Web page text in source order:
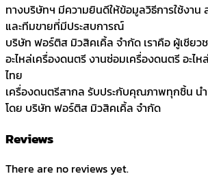
ทางบริษัทฯ มีความยินดีให้ข้อมูลวิธีการใช้งาน
และทีมขายที่มีประสบการณ์
บริษัท ฟอร์ติส มิวสิคเคิ้ล จำกัด เราคือ ผู้เชีย
อะไหล่เครื่องดนตรี งานซ่อมเครื่องดนตรี อะไ
ไทย
เครื่องดนตรีสากล รับประกับคุณภาพทุกชิ้น นำ
โดย บริษัท ฟอร์ติส มิวสิคเคิ้ล จำกัด
Reviews
There are no reviews yet.